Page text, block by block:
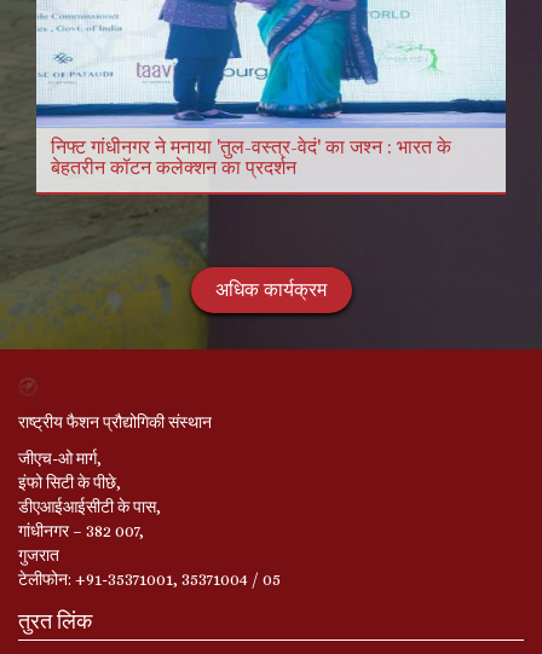
निफ्ट गांधीनगर ने मनाया 'तुल-वस्त्र-वेदं' का जश्न : भारत के
बेहतरीन कॉटन कलेक्शन का प्रदर्शन
अधिक कार्यक्रम
राष्ट्रीय फैशन प्रौद्योगिकी संस्थान
जीएच-ओ मार्ग,
इंफो सिटी के पीछे,
डीएआईआईसीटी के पास,
गांधीनगर – 382 007,
गुजरात
टेलीफोन: +91-35371001, 35371004 / 05
तुरत लिंक